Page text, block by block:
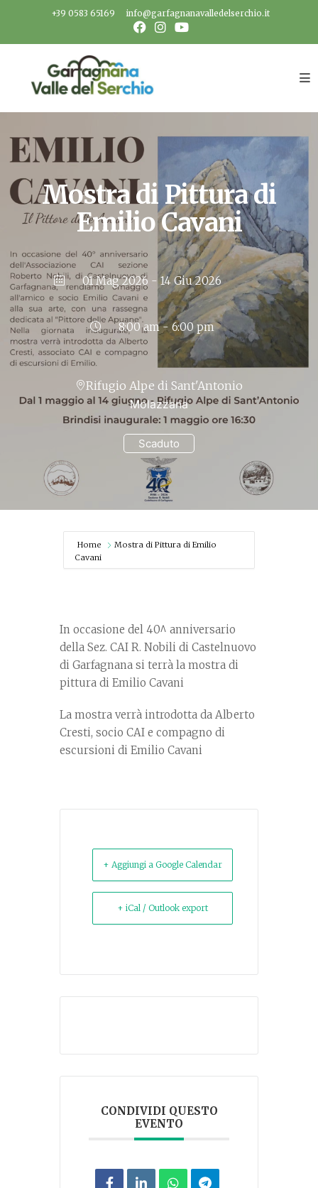
+39 0583 65169 info@garfagnanavalledelserchio.it
Mostra di Pittura di
Emilio Cavani
01 Mag 2026 - 14 Giu 2026
Scaduto
8:00 am - 6:00 pm
Rifugio Alpe di Sant'Antonio
Molazzana
Home
Mostra di Pittura di Emilio
Cavani
In occasione del 40^ anniversario
della Sez. CAI R. Nobili di Castelnuovo
di Garfagnana si terrà la mostra di
pittura di Emilio Cavani
La mostra verrà introdotta da Alberto
Cresti, socio CAI e compagno di
escursioni di Emilio Cavani
+ Aggiungi a Google Calendar
+ iCal / Outlook export
CONDIVIDI QUESTO
EVENTO